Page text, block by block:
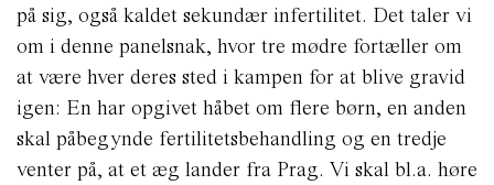
på sig, også kaldet sekundær infertilitet. Det taler vi
om i denne panelsnak, hvor tre mødre fortæller om
at være hver deres sted i kampen for at blive gravid
igen: En har opgivet håbet om flere børn, en anden
skal påbegynde fertilitetsbehandling og en tredje
venter på, at et æg lander fra Prag. Vi skal bl.a. høre